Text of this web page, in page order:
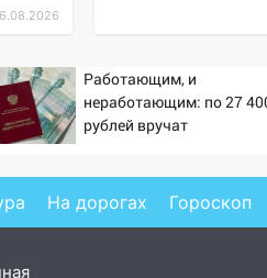
Работающим, и
неработающим: по 27
рублей вручат
На дорогах Гороскоп